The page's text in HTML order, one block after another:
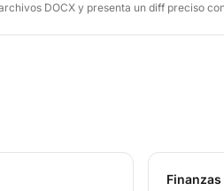
DOCX y presenta un diff preciso
Finanzas